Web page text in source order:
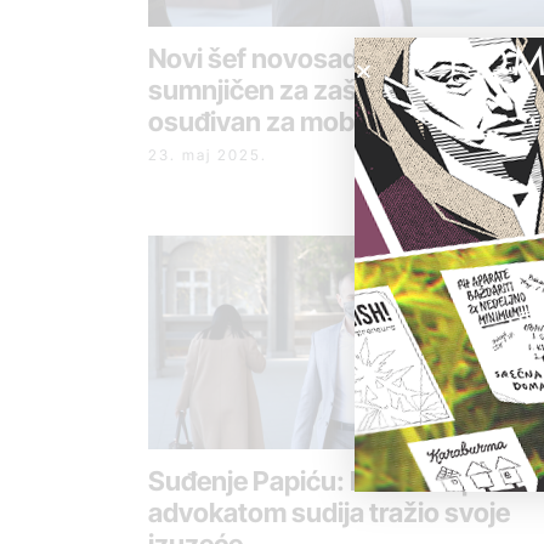
Novi šef novosadske policije bio
sumnjičen za zaštitu kriminalca i
osuđivan za mobing
23. maj 2025.
Suđenje Papiću: Posle rasprave
advokatom sudija tražio svoje